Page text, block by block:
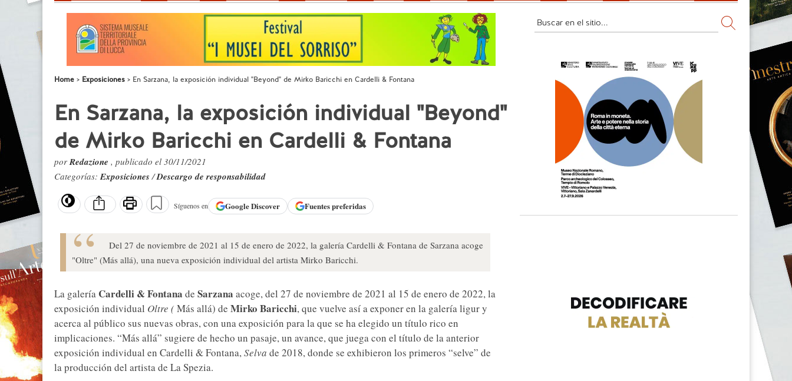
Home Exposiciones En Sarzana, la exposición individual "Beyond" de Mirko Baricchi en Cardelli & Fontana
En Sarzana, la exposición individual "Beyond"
de Mirko Baricchi en Cardelli & Fontana
porRedazione , publicado el 30/11/2021
Categorías:Exposiciones/Descargo de responsabilidad
Síguenos en GoogleDiscover Fuentes preferidas
Del 27 de noviembre de 2021 al 15 de enero de 2022, la galería Cardelli & Fontana de Sarzana acoge
"Oltre" (Más allá), una nueva exposición individual del artista Mirko Baricchi.
La galería Cardelli & Fontana de Sarzana acoge, del 27 de noviembre de 2021 al 15 de enero de 2022, la
exposición individual Oltre ( Más allá) de Mirko Baricchi, que vuelve así a exponer en la galería ligur y
acerca al público sus nuevas obras, con una exposición para la que se ha elegido un título rico en
implicaciones. “Más allá” sugiere de hecho un pasaje, un avance, que juega con el título de la anterior
exposición individual en Cardelli & Fontana,Selva de 2018, donde se exhibieron los primeros “selve” de
la producción del artista de La Spezia.